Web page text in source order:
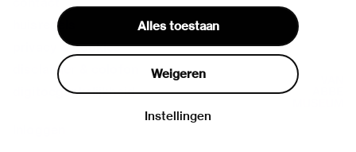
Alles toestaan
Weigeren
Instellingen
huisregels
privacy & cookies
disclaimer & colofon
digitoegankelijkheid